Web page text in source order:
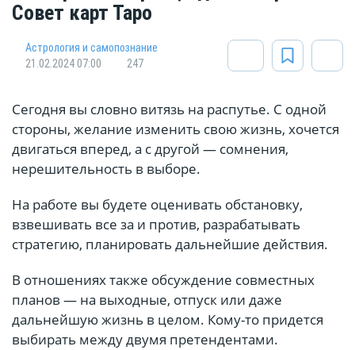
Совет карт Таро
Астрология и самопознание
21.02.2024 07:00
247
Сегодня вы словно витязь на распутье. С одной
стороны, желание изменить свою жизнь, хочется
двигаться вперед, а с другой — сомнения,
нерешительность в выборе.
На работе вы будете оценивать обстановку,
взвешивать все за и против, разрабатывать
стратегию, планировать дальнейшие действия.
В отношениях также обсуждение совместных
планов — на выходные, отпуск или даже
дальнейшую жизнь в целом. Кому-то придется
выбирать между двумя претендентами.